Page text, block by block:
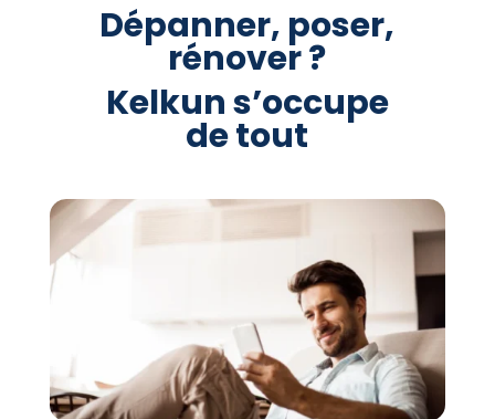
Dépanner, poser,
rénover ?
Kelkun s’occupe
de tout